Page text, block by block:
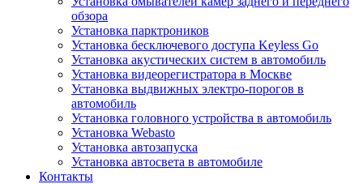
обзора
Установка парктроников
Установка бесключевого доступа Keyless Go
Установка акустических систем в автомобиль
Установка видеорегистратора в Москве
Установка выдвижных электро-порогов в
автомобиль
Установка головного устройства в автомобиль
Установка Webasto
Установка автозапуска
Установка автосвета в автомобиле
Контакты